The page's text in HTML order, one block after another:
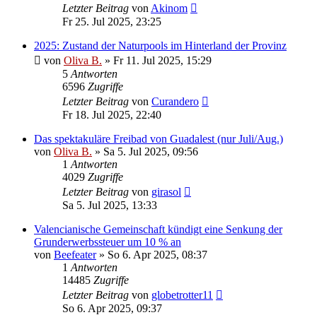
Letzter Beitrag von Akinom
Fr 25. Jul 2025, 23:25
2025: Zustand der Naturpools im Hinterland der Provinz
von Oliva B. » Fr 11. Jul 2025, 15:29
5 Antworten
6596 Zugriffe
Letzter Beitrag von Curandero
Fr 18. Jul 2025, 22:40
Das spektakuläre Freibad von Guadalest (nur Juli/Aug.)
von Oliva B. » Sa 5. Jul 2025, 09:56
1 Antworten
4029 Zugriffe
Letzter Beitrag von girasol
Sa 5. Jul 2025, 13:33
Valencianische Gemeinschaft kündigt eine Senkung der
Grunderwerbssteuer um 10 % an
von Beefeater» So 6. Apr 2025, 08:37
1 Antworten
14485 Zugriffe
Letzter Beitrag von globetrotter11
So 6. Apr 2025, 09:37